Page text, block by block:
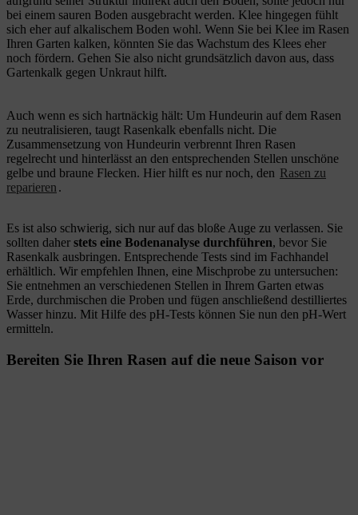
bei einem sauren Boden ausgebracht werden. Klee hingegen fühlt
sich eher auf alkalischem Boden wohl. Wenn Sie bei Klee im Rasen
Ihren Garten kalken, könnten Sie das Wachstum des Klees eher
noch fördern. Gehen Sie also nicht grundsätzlich davon aus, dass
Gartenkalk gegen Unkraut hilft.
Auch wenn es sich hartnäckig hält: Um Hundeurin auf dem Rasen
zu neutralisieren, taugt Rasenkalk ebenfalls nicht. Die
Zusammensetzung von Hundeurin verbrennt Ihren Rasen
regelrecht und hinterlässt an den entsprechenden Stellen unschöne
gelbe und braune Flecken. Hier hilft es nur noch, den Rasen zu
reparieren .
Es ist also schwierig, sich nur auf das bloße Auge zu verlassen. Sie
sollten daher stets eine Bodenanalyse durchführen, bevor Sie
Rasenkalk ausbringen. Entsprechende Tests sind im Fachhandel
erhältlich. Wir empfehlen Ihnen, eine Mischprobe zu untersuchen:
Sie entnehmen an verschiedenen Stellen in Ihrem Garten etwas
Erde, durchmischen die Proben und fügen anschließend destilliertes
Wasser hinzu. Mit Hilfe des pH-Tests können Sie nun den pH-Wert
ermitteln.
Bereiten Sie Ihren Rasen auf die neue Saison vor